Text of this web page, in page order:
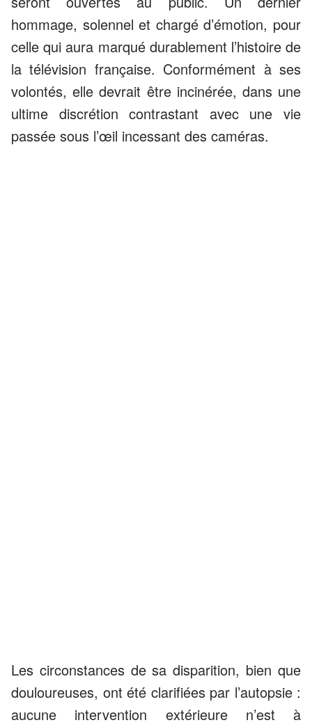
hommage, solennel et chargé d’émotion, pour
celle qui aura marqué durablement l’histoire de
la télévision française. Conformément à ses
volontés, elle devrait être incinérée, dans une
ultime discrétion contrastant avec une vie
passée sous l’œil incessant des caméras.
Les circonstances de sa disparition, bien que
douloureuses, ont été clarifiées par l’autopsie :
aucune intervention extérieure n’est à